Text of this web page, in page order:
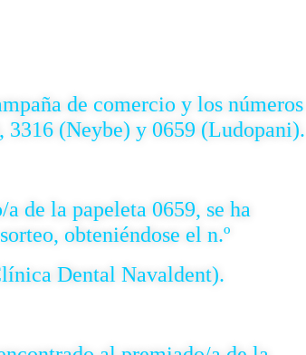
de comercio y los números
3316 (Neybe) y 0659 (Ludopani).
de la papeleta 0659, se ha
obteniéndose el n.º
Navaldent).